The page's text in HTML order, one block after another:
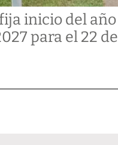
inicio del año
para el 22 de